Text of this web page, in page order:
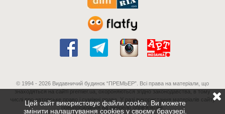
© 1994 - 2026 Видавничий будинок “ПРЕМЬЕР”. Всі права на матеріали, що
знаходяться на сайті premier.ua, охороняються згідно законодавства, в тому
числі про авторське право і суміжні права. У разі використання матеріалів сайту
гіперпосилання на джерело обов'язкове.
Цей сайт використовує файли cookie. Ви можете
змінити налаштування cookies у своєму браузері.